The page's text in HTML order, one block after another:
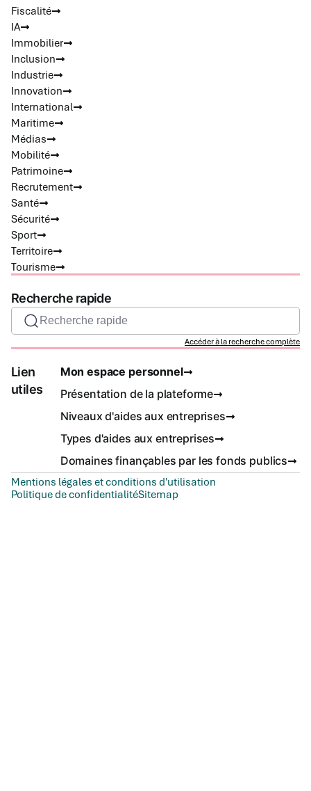
Fiscalité
IA
Immobilier
Inclusion
Industrie
Innovation
International
Maritime
Médias
Mobilité
Patrimoine
Recrutement
Santé
Sécurité
Sport
Territoire
Tourisme
Recherche rapide
Recherche rapide
Accéder à la recherche complète
Lien
utiles
Mon espace personnel
Présentation de la plateforme
Niveaux d'aides aux entreprises
Types d'aides aux entreprises
Domaines finançables par les fonds publics
Mentions légales et conditions d'utilisation
Politique de confidentialitéSitemap